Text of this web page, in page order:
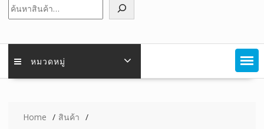
หมวดหมู่
Home
สินค้า